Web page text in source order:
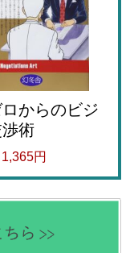
からのビジ
術
1,365円